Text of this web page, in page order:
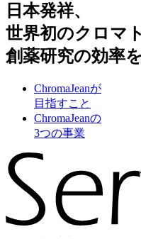
日本発祥、
世界初のクロマ
創薬研究の効率
ChromaJeanが
目指すこと
ChromaJeanの
3つの事業